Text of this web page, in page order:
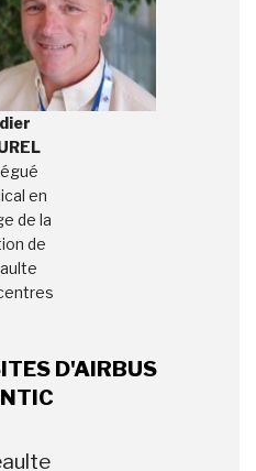
en
de la
de
D'AIRBUS